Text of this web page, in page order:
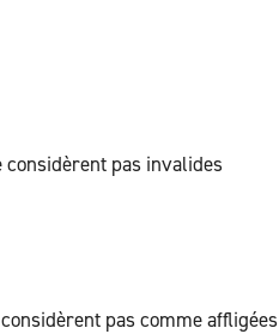
considèrent pas invalides
pas comme affligées